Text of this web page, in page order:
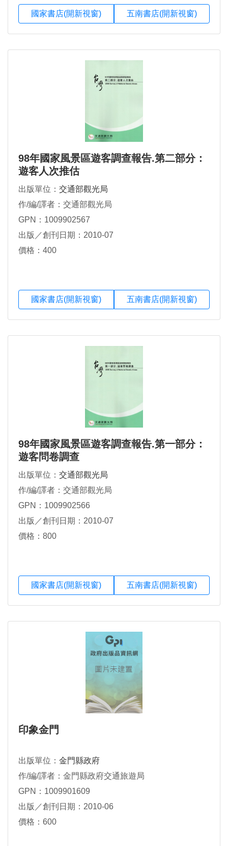
國家書店(開新視窗) 五南書店(開新視窗)
98年國家風景區遊客調查報告.第二部分：
遊客人次推估
出版單位： 交通部觀光局
作/編/譯者：交通部觀光局
GPN：1009902567
出版／創刊日期：2010-07
價格：400
國家書店(開新視窗) 五南書店(開新視窗)
98年國家風景區遊客調查報告.第一部分：
遊客問卷調查
出版單位： 交通部觀光局
作/編/譯者：交通部觀光局
GPN：1009902566
出版／創刊日期：2010-07
價格：800
國家書店(開新視窗) 五南書店(開新視窗)
印象金門
出版單位： 金門縣政府
作/編/譯者：金門縣政府交通旅遊局
GPN：1009901609
出版／創刊日期：2010-06
價格：600